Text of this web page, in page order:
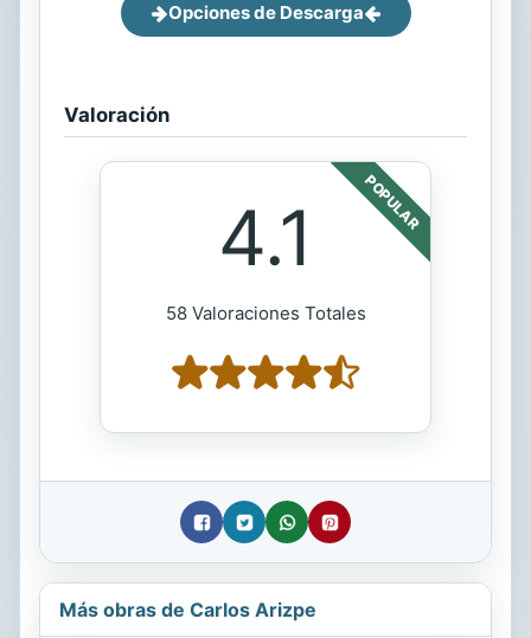
Opciones de Descarga
Valoración
POPULAR
4.1
58 Valoraciones Totales
Más obras de Carlos Arizpe